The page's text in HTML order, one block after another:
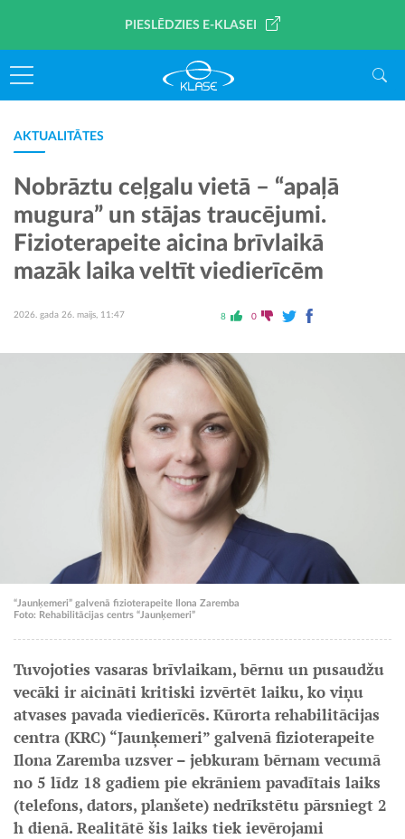
PIESLĒDZIES E-KLASEI
AKTUALITĀTES
Nobrāztu ceļgalu vietā – “apaļā
mugura” un stājas traucējumi.
Fizioterapeite aicina brīvlaikā
mazāk laika veltīt viedierīcēm
2026. gada 26. maijs, 11:47 8 0
“Jaunķemeri” galvenā fizioterapeite Ilona Zaremba
Foto: Rehabilitācijas centrs “Jaunķemeri”
Tuvojoties vasaras brīvlaikam, bērnu un pusaudžu
vecāki ir aicināti kritiski izvērtēt laiku, ko viņu
atvases pavada viedierīcēs. Kūrorta rehabilitācijas
centra (KRC) “Jaunķemeri” galvenā fizioterapeite
Ilona Zaremba uzsver – jebkuram bērnam vecumā
no 5 līdz 18 gadiem pie ekrāniem pavadītais laiks
(telefons, dators, planšete) nedrīkstētu pārsniegt 2
h dienā. Realitātē šis laiks tiek ievērojami